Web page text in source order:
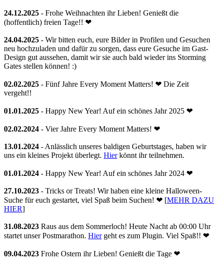
24.12.2025 - Frohe Weihnachten ihr Lieben! Genießt die
(hoffentlich) freien Tage!! ❤
24.04.2025 - Wir bitten euch, eure Bilder in Profilen und Gesuchen
neu hochzuladen und dafür zu sorgen, dass eure Gesuche im Gast-
Design gut aussehen, damit wir sie auch bald wieder ins Storming
Gates stellen können! :)
02.02.2025 - Fünf Jahre Every Moment Matters! ❤ Die Zeit
vergeht!!
01.01.2025 - Happy New Year! Auf ein schönes Jahr 2025 ❤
02.02.2024 - Vier Jahre Every Moment Matters! ❤
13.01.2024 - Anlässlich unseres baldigen Geburtstages, haben wir
uns ein kleines Projekt überlegt. Hierkönnt ihr teilnehmen.
01.01.2024 - Happy New Year! Auf ein schönes Jahr 2024 ❤
27.10.2023 - Tricks or Treats! Wir haben eine kleine Halloween-
Suche für euch gestartet, viel Spaß beim Suchen! ❤ [MEHR DAZU
HIER]
31.08.2023 Raus aus dem Sommerloch! Heute Nacht ab 00:00 Uhr
startet unser Postmarathon. Hiergeht es zum Plugin. Viel Spaß!! ❤
09.04.2023 Frohe Ostern ihr Lieben! Genießt die Tage ❤